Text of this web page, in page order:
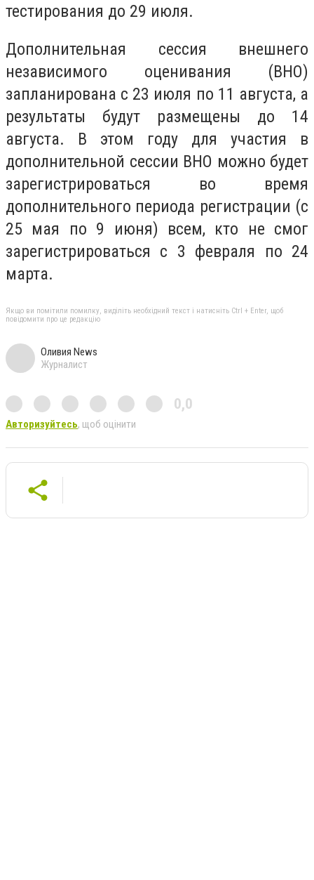
тестирования до 29 июля.
Дополнительная сессия внешнего
независимого оценивания (ВНО)
запланирована с 23 июля по 11 августа, а
результаты будут размещены до 14
августа. В этом году для участия в
дополнительной сессии ВНО можно будет
зарегистрироваться во время
дополнительного периода регистрации (с
25 мая по 9 июня) всем, кто не смог
зарегистрироваться с 3 февраля по 24
марта.
Якщо ви помітили помилку, виділіть необхідний текст і натисніть Ctrl + Enter, щоб
повідомити про це редакцію
Оливия News
Журналист
0,0
Авторизуйтесь, щоб оцінити